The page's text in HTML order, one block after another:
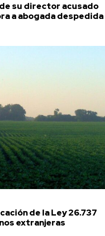
su director acusado
a abogada despedida
de la Ley 26.737
extranjeras